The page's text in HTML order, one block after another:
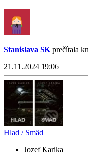
Stanislava SK prečítala
21.11.2024 19:06
Hlad / Smäd
Jozef Karika